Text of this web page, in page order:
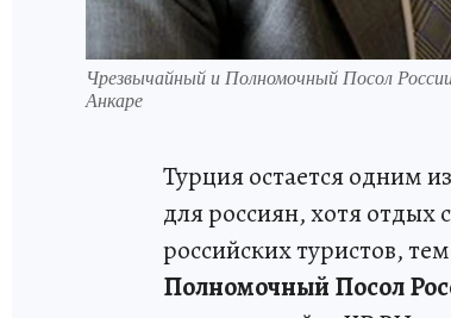
Чрезвычайный и Полномочный Посол
Анкаре
Турция остается одним
для россиян, хотя
российских туристов,
Полномочный Посол